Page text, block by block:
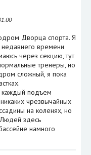
Дворца спорта. Я
времени
через секцию, тут
тренеры, но
сложный, я пока
каждый подъем
чрезвычайных
на коленях, но
Людей здесь
намного